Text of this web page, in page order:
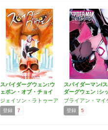
スパイダーグウェン:ウ
ェポン・オブ・チョイ
ス…
ジェイソン・ラトゥーア
登録 7
スパイダーマン/
ダーグウェン :シ
登録 5